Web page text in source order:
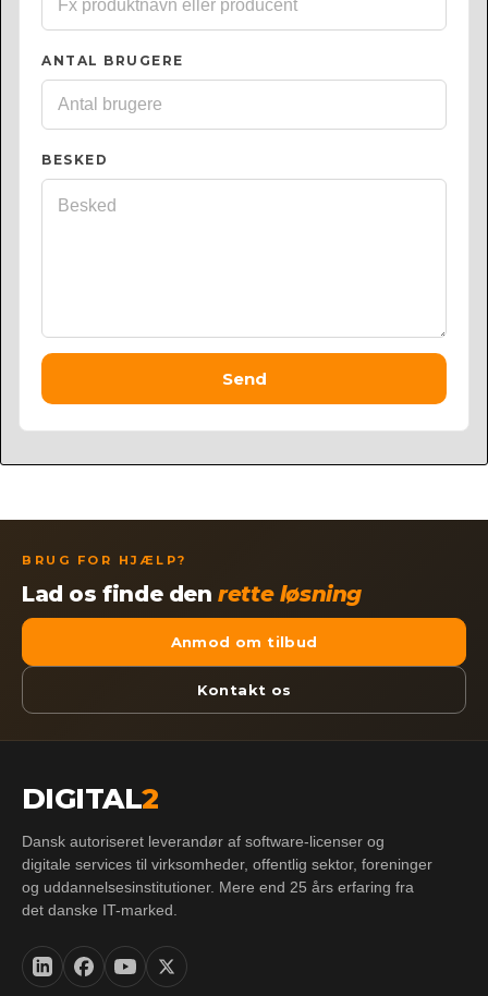
ANTAL BRUGERE
BESKED
Send
BRUG FOR HJÆLP?
Lad os finde denrette løsning
Anmod om tilbud
Kontakt os
DIGITAL2
Dansk autoriseret leverandør af software-licenser og
digitale services til virksomheder, offentlig sektor, foreninger
og uddannelsesinstitutioner. Mere end 25 års erfaring fra
det danske IT-marked.